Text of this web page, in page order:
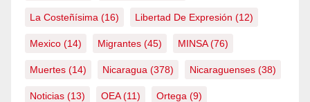
La Costeñísima (16) Libertad De Expresión (12)
Mexico (14) Migrantes (45) MINSA(76)
Muertes (14) Nicaragua (378) Nicaraguenses (38)
Noticias (13) OEA(11) Ortega (9)